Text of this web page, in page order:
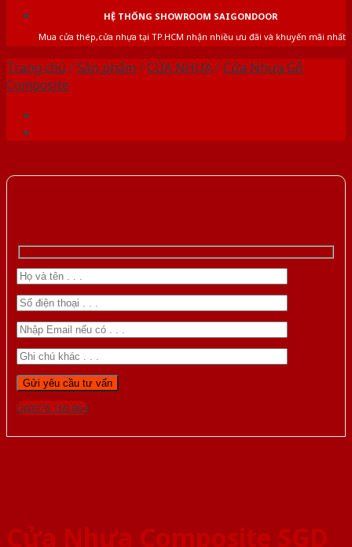
HỆ THỐNG SHOWROOM SAIGONDOOR
Mua cửa thép,cửa nhựa tại TP.HCM nhận nhiều ưu đãi và khuyến mãi nhất
Trang chủ /Sản phẩm /CỬA NHỰA/Cửa Nhựa Gỗ
Composite
Gọi 0976.169.864
Cửa Nhựa Composite SGD